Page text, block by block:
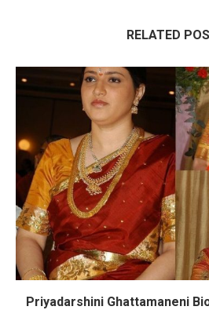
RELATED
Priyadarshini Ghattamaneni